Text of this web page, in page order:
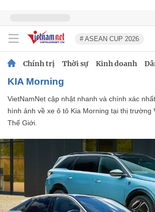
# ASEAN CUP 2026
Chính trị Thời sự Kinh doanh
KIA Morning
VietNamNet cập nhật nhanh và chính xác nhất những thông tin,
hình ảnh về xe ô tô Kia Morning tại thị trường
Thế Giới.